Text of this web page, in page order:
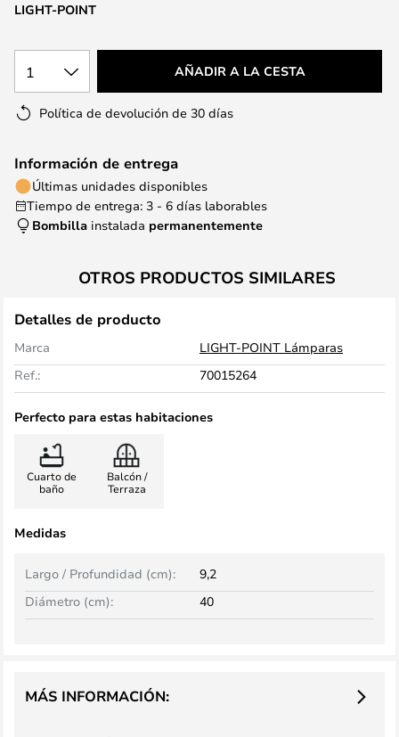
imágenes
LIGHT-POINT
1 AÑADIR A LA CESTA
Política de devolución de 30 días
Información de entrega
Últimas unidades disponibles
Tiempo de entrega: 3 - 6 días laborables
Bombilla instalada permanentemente
OTROS PRODUCTOS SIMILARES
Detalles de producto
Marca
LIGHT-POINT Lámparas
Ref.:
70015264
Perfecto para estas habitaciones
Cuarto de
baño
Balcón /
Terraza
Medidas
Largo / Profundidad (cm):
9,2
Diámetro (cm):
40
MÁS INFORMACIÓN: